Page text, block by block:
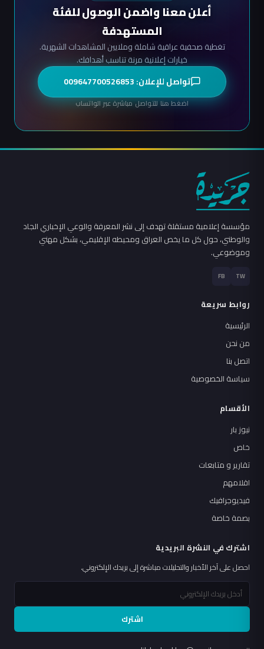
أعلن معنا واضمن الوصول للفئة
المستهدفة
تغطية صحفية عراقية شاملة وملايين المشاهدات الشهرية.
خيارات إعلانية مرنة تناسب أهدافك.
تواصل للإعلان: 009647700526853
اضغط هنا للتواصل مباشرة عبر الواتساب
مؤسسة إعلامية مستقلة تهدف إلى نشر المعرفة والوعي الإخباري الجاد
والوطني، حول كل ما يخص العراق ومحيطه الإقليمي، بشكل مهني
وموضوعي.
TW
FB
روابط سريعة
الرئيسية
من نحن
اتصل بنا
سياسة الخصوصية
الأقسام
نيوز بار
خاص
تقارير و متابعات
اقلامهم
فيديوجرافيك
بصمة خاصة
اشترك في النشرة البريدية
احصل على آخر الأخبار والتحليلات مباشرة إلى بريدك الإلكتروني.
اشترك